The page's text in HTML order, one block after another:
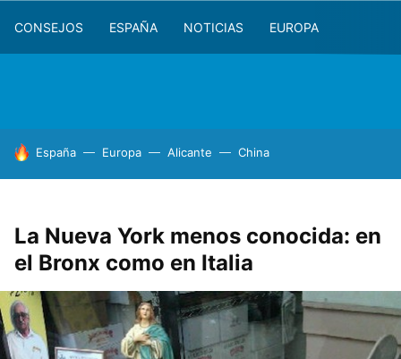
CONSEJOS ESPAÑA NOTICIAS EUROPA
HOY SE HABLA DE
España Europa Alicante China
La Nueva York menos conocida: en
el Bronx como en Italia